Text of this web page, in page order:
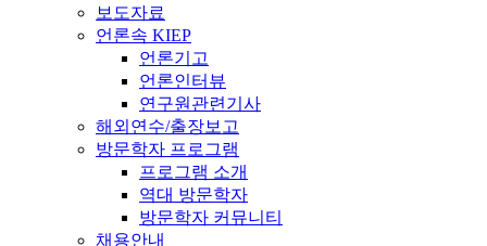
보도자료
언론속 KIEP
언론기고
언론인터뷰
연구원관련기사
해외연수/출장보고
방문학자 프로그램
프로그램 소개
역대 방문학자
방문학자 커뮤니티
채용안내